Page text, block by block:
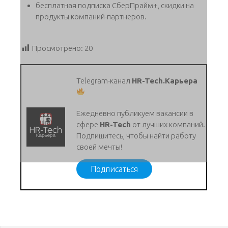
бесплатная подписка СберПрайм+, скидки на
продукты компаний-партнеров.
Просмотрено: 20
Telegram-канал HR-Tech.Карьера
Ежедневно публикуем вакансии в
сфере HR-Tech от лучших компаний.
Подпишитесь, чтобы найти работу
своей мечты!
Подписаться